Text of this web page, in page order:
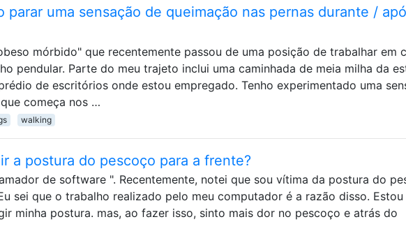
parar uma sensação de queimação nas pernas durante /
mórbido" que recentemente passou de uma posição de trabalhar em
pendular. Parte do meu trajeto inclui uma caminhada de meia milha da
de escritórios onde estou empregado. Tenho experimentado uma
começa nos …
walking
a postura do pescoço para a frente?
de software ". Recentemente, notei que sou vítima da postura do
sei que o trabalho realizado pelo meu computador é a razão disso. Estou
minha postura. mas, ao fazer isso, sinto mais dor no pescoço e atrás do